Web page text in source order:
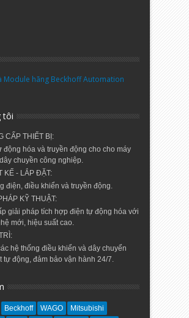
Module hãng Beckhoff Automation
tôi
CẤP THIẾT BỊ:
động hóa và truyền động cho cho máy
chuyền công nghiệp.
KẾ - LẮP ĐẶT:
điện, điều khiển và truyền động.
KỸ THUẬT:
giải pháp tích hợp điện tự động hóa với
mới, hiệu suất cao.
hệ thống điều khiển và dây chuyển
tự động, đảm bảo vận hành 24/7.
Beckhoff WAGO
Mitsubishi